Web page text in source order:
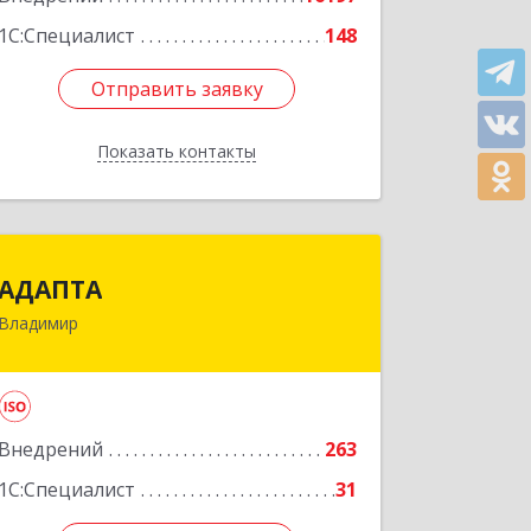
1С:Специалист
148
Отправить заявку
Показать контакты
Отправить заявку
Назад
Владимир
Внедрений
263
1С:Специалист
31
600005, Владимирская обл, Владимир
Подробнее